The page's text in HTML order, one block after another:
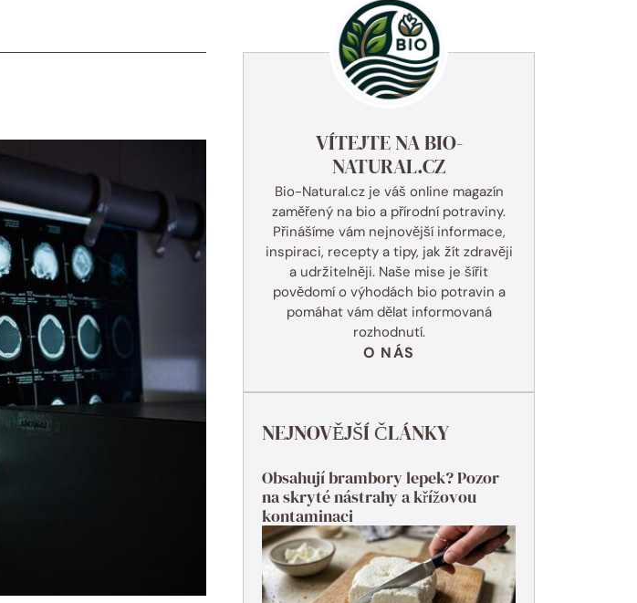
VÍTEJTE NA BIO-
NATURAL.CZ
Bio-Natural.cz je váš online magazín
zaměřený na bio a přírodní potraviny.
Přinášíme vám nejnovější informace,
inspiraci, recepty a tipy, jak žít zdravěji
a udržitelněji. Naše mise je šířit
povědomí o výhodách bio potravin a
pomáhat vám dělat informovaná
rozhodnutí.
O NÁS
NEJNOVĚJŠÍ ČLÁNKY
Obsahují brambory lepek? Pozor
na skryté nástrahy a křížovou
kontaminaci